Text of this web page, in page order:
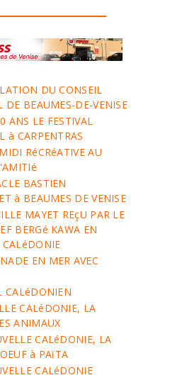
DU CONSEIL
DE BEAUMES-DE-VENISE
ANS LE FESTIVAL
à CARPENTRAS
RéCRéATIVE AU
BASTIEN
à BEAUMES DE VENISE
MAYET REçU PAR LE
BERGé KAWA EN
CALéDONIE
EN MER AVEC
CALéDONIEN
CALéDONIE, LA
ANIMAUX
CALéDONIE, LA
à PAïTA
CALéDONIE